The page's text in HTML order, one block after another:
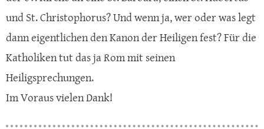
und St. Christophorus? Und wenn ja, wer oder was legt
dann eigentlichen den Kanon der Heiligen fest? Für die
Katholiken tut das ja Rom mit seinen
Heiligsprechungen.
Im Voraus vielen Dank!